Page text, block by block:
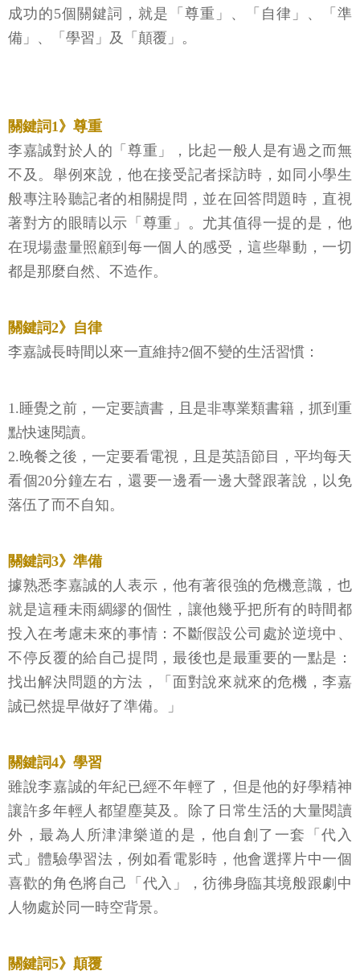
成功的5個關鍵詞，就是「尊重」、「自律」、「準
備」、「學習」及「顛覆」。
關鍵詞1》尊重
李嘉誠對於人的「尊重」，比起一般人是有過之而無
不及。舉例來說，他在接受記者採訪時，如同小學生
般專注聆聽記者的相關提問，並在回答問題時，直視
著對方的眼睛以示「尊重」。尤其值得一提的是，他
在現場盡量照顧到每一個人的感受，這些舉動，一切
都是那麼自然、不造作。
關鍵詞2》自律
李嘉誠長時間以來一直維持2個不變的生活習慣：
1.睡覺之前，一定要讀書，且是非專業類書籍，抓到重
點快速閱讀。
2.晚餐之後，一定要看電視，且是英語節目，平均每天
看個20分鐘左右，還要一邊看一邊大聲跟著說，以免
落伍了而不自知。
關鍵詞3》準備
據熟悉李嘉誠的人表示，他有著很強的危機意識，也
就是這種未雨綢繆的個性，讓他幾乎把所有的時間都
投入在考慮未來的事情：不斷假設公司處於逆境中、
不停反覆的給自己提問，最後也是最重要的一點是：
找出解決問題的方法，「面對說來就來的危機，李嘉
誠已然提早做好了準備。」
關鍵詞4》學習
雖說李嘉誠的年紀已經不年輕了，但是他的好學精神
讓許多年輕人都望塵莫及。除了日常生活的大量閱讀
外，最為人所津津樂道的是，他自創了一套「代入
式」體驗學習法，例如看電影時，他會選擇片中一個
喜歡的角色將自己「代入」，彷彿身臨其境般跟劇中
人物處於同一時空背景。
關鍵詞5》顛覆